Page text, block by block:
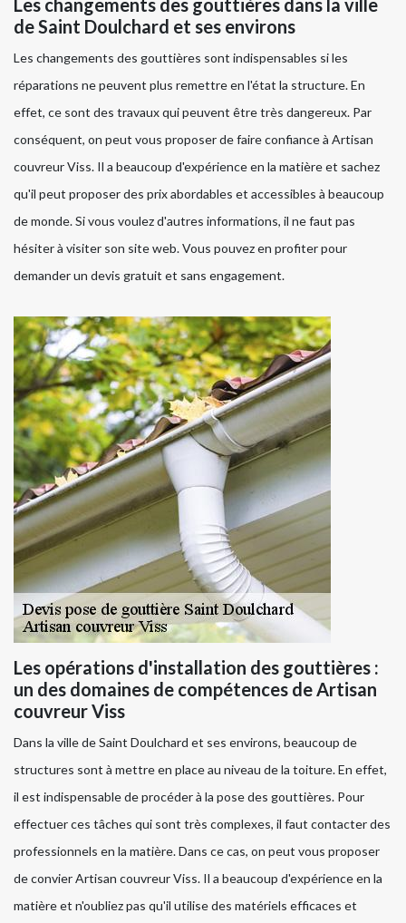
Les changements des gouttières dans la ville
de Saint Doulchard et ses environs
Les changements des gouttières sont indispensables si les
réparations ne peuvent plus remettre en l'état la structure. En
effet, ce sont des travaux qui peuvent être très dangereux. Par
conséquent, on peut vous proposer de faire confiance à Artisan
couvreur Viss. Il a beaucoup d'expérience en la matière et sachez
qu'il peut proposer des prix abordables et accessibles à beaucoup
de monde. Si vous voulez d'autres informations, il ne faut pas
hésiter à visiter son site web. Vous pouvez en profiter pour
demander un devis gratuit et sans engagement.
Les opérations d'installation des gouttières :
un des domaines de compétences de Artisan
couvreur Viss
Dans la ville de Saint Doulchard et ses environs, beaucoup de
structures sont à mettre en place au niveau de la toiture. En effet,
il est indispensable de procéder à la pose des gouttières. Pour
effectuer ces tâches qui sont très complexes, il faut contacter des
professionnels en la matière. Dans ce cas, on peut vous proposer
de convier Artisan couvreur Viss. Il a beaucoup d'expérience en la
matière et n'oubliez pas qu'il utilise des matériels efficaces et